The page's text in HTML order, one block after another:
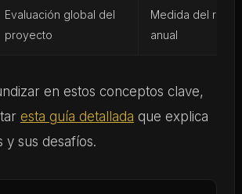
Evaluación global del
proyecto
Medida del
anual
en estos conceptos clave,
esta guía detallada que explica
y sus desafíos.